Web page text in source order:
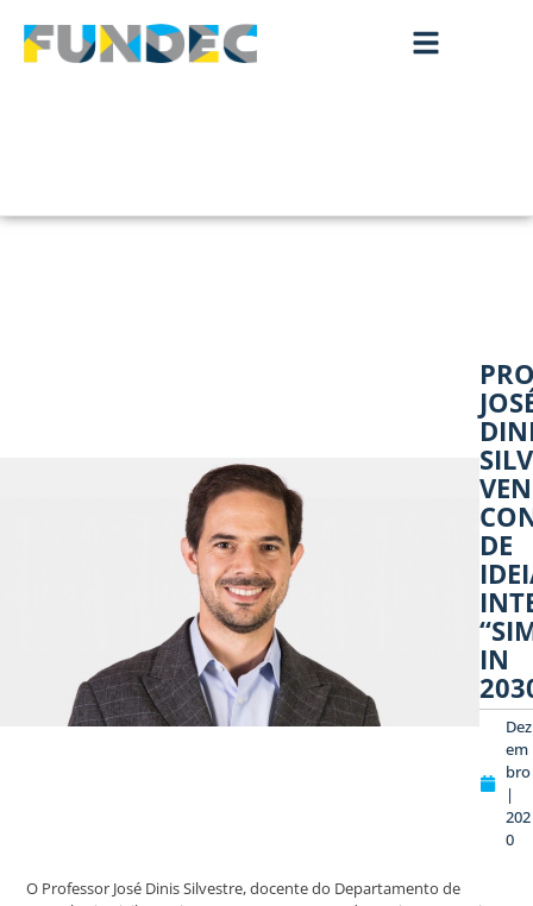
DE
IN
Dez
em
bro
|
202
0
O Professor José Dinis Silvestre, docente do Departamento de